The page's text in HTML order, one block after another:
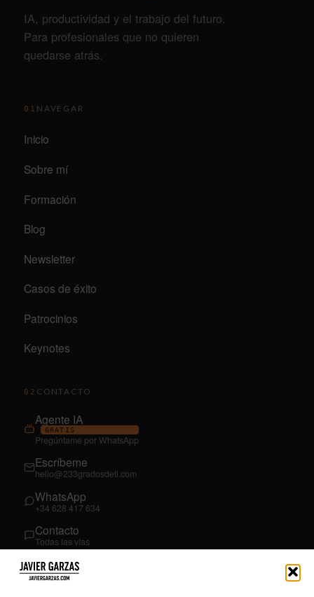
IA, productividad y el trabajo del futuro.
Para profesionales que no quieren
quedarse atrás.
01 NAVEGAR
Inicio
Sobre mí
Formación
Blog
Newsletter
Casos de éxito
Patrocinios
Keynotes
02 CONTACTO
Agente IA
GRATIS
Pregúntame por WhatsApp
Escríbeme
hello@233gradosdeti.com
WhatsApp
+34 628 417 634
Contacto
Todas las vías
03SÍGUEME